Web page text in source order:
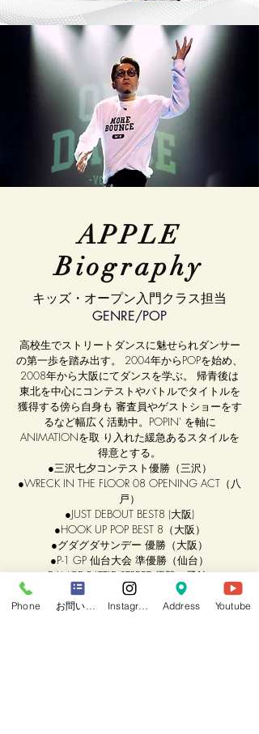
APPLE
Biography
​キッズ・オープン入門クラス担当
​GENRE/POP
高校生でストリートダンスに魅せられダンサー
の第一歩を踏み出す。 2004年からPOPを始め、
2008年から大阪にてダンスを学ぶ。 帰青後は
東北を中心にコンテストやバトルでタイトルを
獲得する傍ら自身も 審査員やゲストショーをす
るなど幅広く活動中。POPIN' を軸に
ANIMATIONを取 り入れた緩急あるスタイルを
得意とする。
●三沢七夕コンテスト優勝（三沢）
●WRECK IN THE FLOOR 08 OPENING ACT（八
戸）
●JUST DEBOUT BEST8 (大阪)
●HOOK UP POP BEST 8（大阪）
●グダグダサンデー 優勝（大阪）
●P-1 GP 仙台大会 準優勝（仙台）
●DANCE BATTLE STREET 優勝（函館）
●CARAT VOL.14 優勝（八戸）
●GET A LIFE VOL.9 優勝（秋田）
Phone Address Youtube